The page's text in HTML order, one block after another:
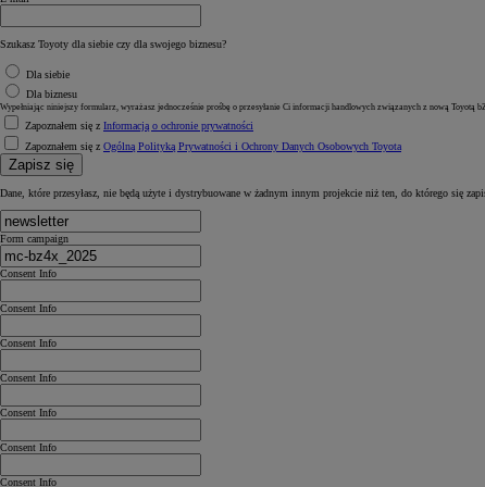
Szukasz Toyoty dla siebie czy dla swojego biznesu?
Dla siebie
Dla biznesu
Wypełniając niniejszy formularz, wyrażasz jednocześnie prośbę o przesyłanie Ci informacji handlowych związanych z nową
Zapoznałem się z Informacją o ochronie prywatności
Zapoznałem się z Ogólną Polityką Prywatności i Ochrony Danych Osobowych Toyota
Zapisz się
Dane, które przesyłasz, nie będą użyte i dystrybuowane w żadnym innym projekcie niż ten, do którego się
Form campaign
Consent Info
Consent Info
Consent Info
Consent Info
Consent Info
Consent Info
Consent Info